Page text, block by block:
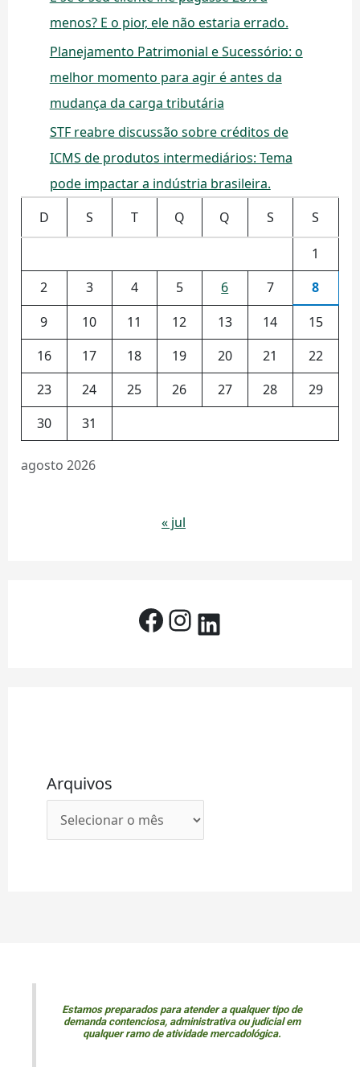
menos? E o pior, ele não estaria errado.
Planejamento Patrimonial e Sucessório: o
melhor momento para agir é antes da
mudança da carga tributária
STF reabre discussão sobre créditos de
ICMS de produtos intermediários: Tema
pode impactar a indústria brasileira.
agosto 2026
D S T Q Q S S
1
2
3 4 5 6 7
8
9
10 11 12 13 14
15
16
17 18 19 20 21
22
23
24 25 26 27 28
29
30
31
« jul
Arquivos
Estamos preparados para atender a qualquer tipo de
demanda contenciosa, administrativa ou judicial em
qualquer ramo de atividade mercadológica.